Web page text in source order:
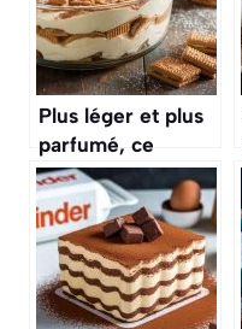
Plus léger et plus
parfumé, ce
tiramisu aux
poires et
spéculoos va vous
faire oublier la
version classique
au café